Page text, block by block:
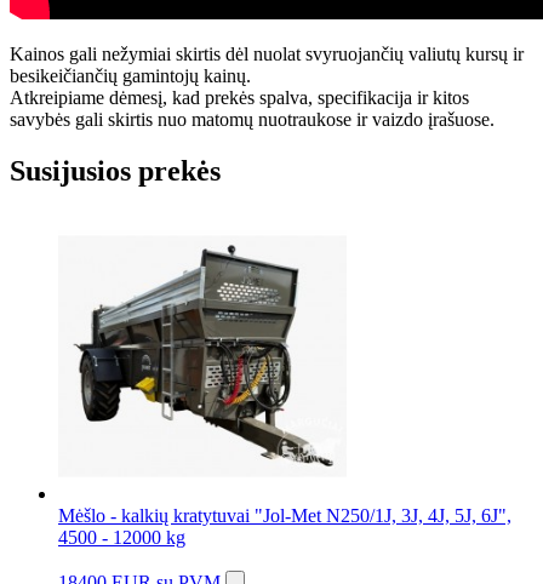
Kainos gali nežymiai skirtis dėl nuolat svyruojančių valiutų kursų ir
besikeičiančių gamintojų kainų.
Atkreipiame dėmesį, kad prekės spalva, specifikacija ir kitos
savybės gali skirtis nuo matomų nuotraukose ir vaizdo įrašuose.
Susijusios prekės
Mėšlo - kalkių kratytuvai "Jol-Met N250/1J, 3J, 4J, 5J, 6J",
4500 - 12000 kg